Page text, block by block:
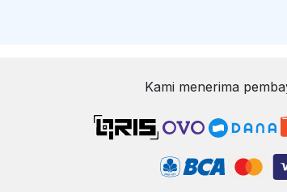
Kami menerima